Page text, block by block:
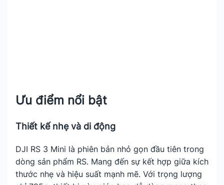
Ưu điểm nổi bật
Thiết kế nhẹ và di động
DJI RS 3 Mini là phiên bản nhỏ gọn đầu tiên trong
dòng sản phẩm RS. Mang đến sự kết hợp giữa kích
thước nhẹ và hiệu suất mạnh mẽ. Với trọng lượng